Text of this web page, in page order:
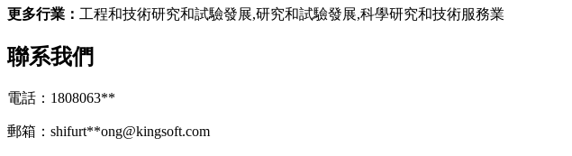
更多行業： 工程和技術研究和試驗發展,研究和試驗發展,科學研究和技術服務業
聯系我們
電話：1808063**
郵箱：shifurt**ong@kingsoft.com